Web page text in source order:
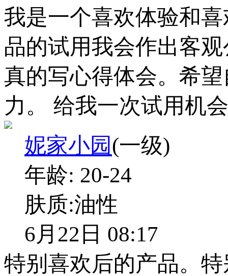
我是一个喜欢体验和
品的试用我会作出客
真的写心得体会。希
力。 给我一次试用机
妮家小园(一级)
年龄: 20-24
肤质:油性
6月22日 08:17
特别喜欢后的产品。